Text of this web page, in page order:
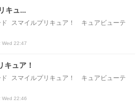
キュ...
ド スマイルプリキュア！ キュアビューテ
Wed 22:47
キュア！
ド スマイルプリキュア！ キュアビューテ
Wed 22:46